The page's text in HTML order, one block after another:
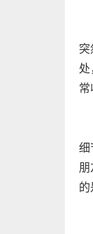
突
处
常
细
朋
的